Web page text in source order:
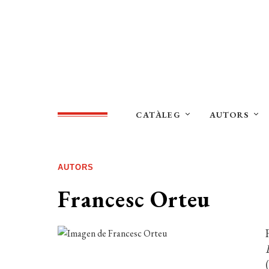
CATÀLEG AUTORS
AUTORS
Francesc Orteu